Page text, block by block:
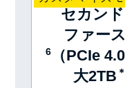
セカン
ファー
6
（PCIe
大2TB